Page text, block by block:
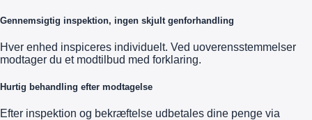
Gennemsigtig inspektion, ingen skjult genforhandling
Hver enhed inspiceres individuelt. Ved uoverensstemmelser
modtager du et modtilbud med forklaring.
Hurtig behandling efter modtagelse
Efter inspektion og bekræftelse udbetales dine penge via